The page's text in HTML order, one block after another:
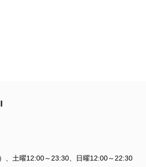
、土曜12:00～23:30、日曜12:00～22:30